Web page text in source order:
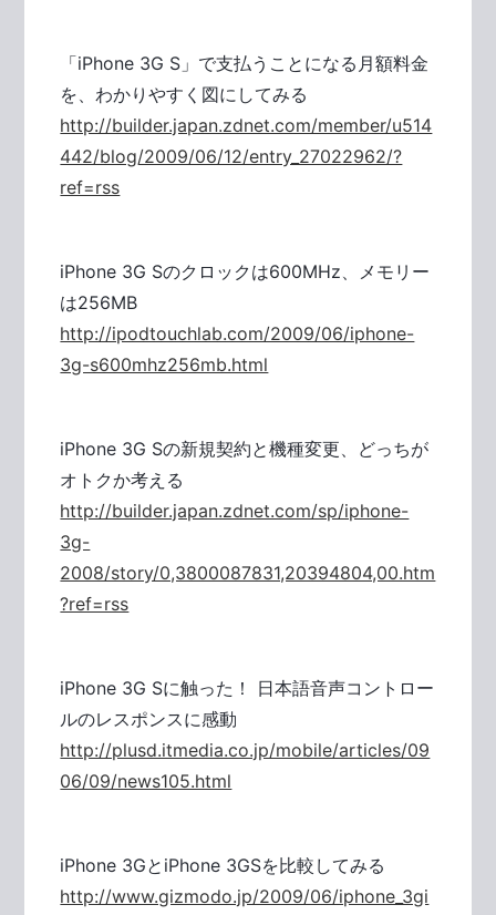
「iPhone 3G S」で支払うことになる月額料金
を、わかりやすく図にしてみる
http://builder.japan.zdnet.com/member/u514
442/blog/2009/06/12/entry_27022962/?
ref=rss
iPhone 3G Sのクロックは600MHz、メモリー
は256MB
http://ipodtouchlab.com/2009/06/iphone-
3g-s600mhz256mb.html
iPhone 3G Sの新規契約と機種変更、どっちが
オトクか考える
http://builder.japan.zdnet.com/sp/iphone-
3g-
2008/story/0,3800087831,20394804,00.htm
?ref=rss
iPhone 3G Sに触った！ 日本語音声コントロー
ルのレスポンスに感動
http://plusd.itmedia.co.jp/mobile/articles/09
06/09/news105.html
iPhone 3GとiPhone 3GSを比較してみる
http://www.gizmodo.jp/2009/06/iphone_3gi